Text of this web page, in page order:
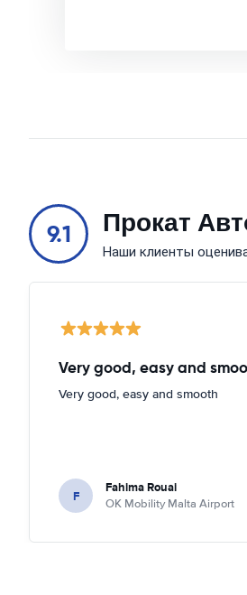
9.1 Прокат
Наши клиенты
Very good, easy and
Very good, easy and smooth
F Fahima Rouai
OK Mobility Malta Airport